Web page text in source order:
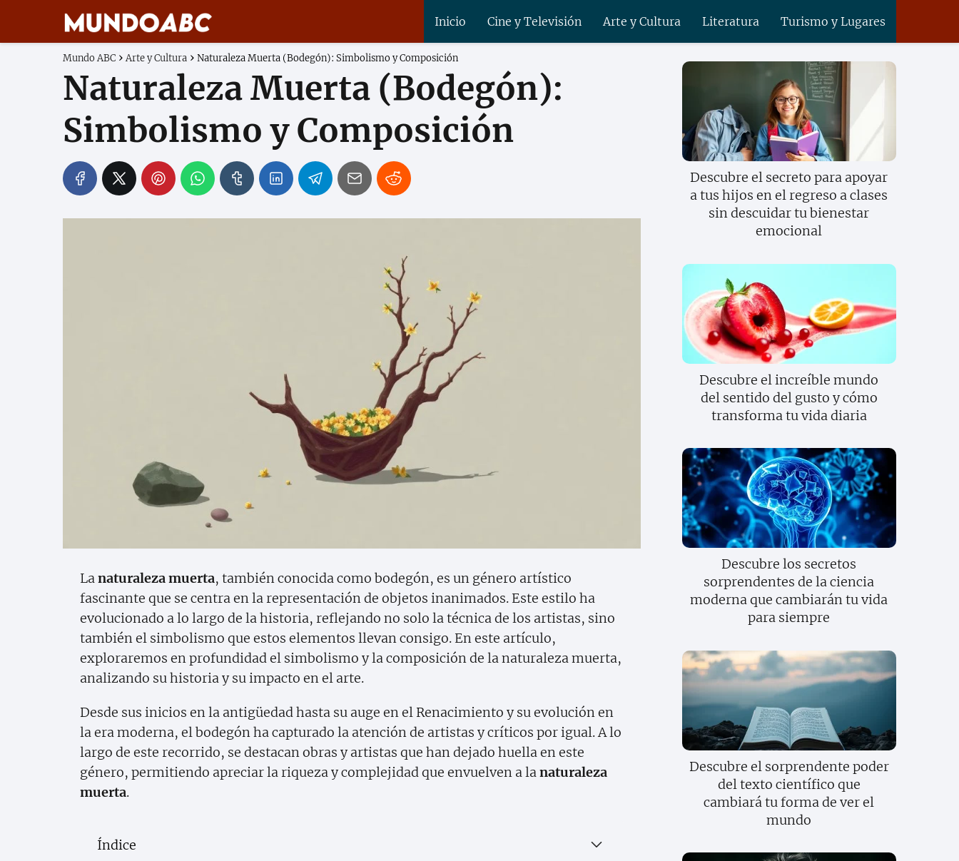
Inicio Cine y Televisión Arte y Cultura Literatura Turismo y Lugares
Mundo ABC Arte y Cultura Naturaleza Muerta (Bodegón): Simbolismo y Composición
Naturaleza Muerta (Bodegón):
Simbolismo y Composición
La naturaleza muerta, también conocida como bodegón, es un género artístico
fascinante que se centra en la representación de objetos inanimados. Este estilo ha
evolucionado a lo largo de la historia, reflejando no solo la técnica de los artistas, sino
también el simbolismo que estos elementos llevan consigo. En este artículo,
exploraremos en profundidad el simbolismo y la composición de la naturaleza muerta,
analizando su historia y su impacto en el arte.
Desde sus inicios en la antigüedad hasta su auge en el Renacimiento y su evolución en
la era moderna, el bodegón ha capturado la atención de artistas y críticos por igual. A lo
largo de este recorrido, se destacan obras y artistas que han dejado huella en este
género, permitiendo apreciar la riqueza y complejidad que envuelven a la naturaleza
muerta.
Índice
Descubre el secreto para apoyar
a tus hijos en el regreso a clases
sin descuidar tu bienestar
emocional
Descubre el increíble mundo
del sentido del gusto y cómo
transforma tu vida diaria
Descubre los secretos
sorprendentes de la ciencia
moderna que cambiarán tu vida
para siempre
Descubre el sorprendente poder
del texto científico que
cambiará tu forma de ver el
mundo